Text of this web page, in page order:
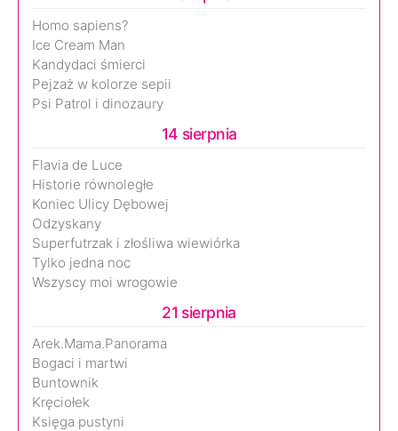
Homo sapiens?
Ice Cream Man
Kandydaci śmierci
Pejzaż w kolorze sepii
Psi Patrol i dinozaury
14 sierpnia
Flavia de Luce
Historie równoległe
Koniec Ulicy Dębowej
Odzyskany
Superfutrzak i złośliwa wiewiórka
Tylko jedna noc
Wszyscy moi wrogowie
21 sierpnia
Arek.Mama.Panorama
Bogaci i martwi
Buntownik
Kręciołek
Księga pustyni